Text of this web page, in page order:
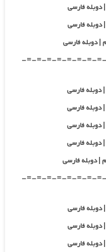
-=-=-=-=-=-=-=-
-=-=-=-=-=-=-=-